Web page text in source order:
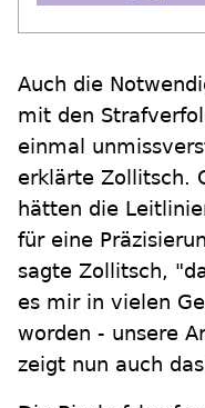
Auch die
mit den
einmal
erklärte Zollitsch.
hätten die
für eine
sagte Zollitsch,
es mir in vielen
worden - unsere
zeigt nun auch